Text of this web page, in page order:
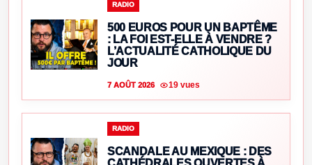
RADIO
500 EUROS POUR UN BAPTÊME
: LA FOI EST-ELLE À VENDRE ?
L’ACTUALITÉ CATHOLIQUE DU
JOUR
7 AOÛT 2026 19 vues
RADIO
SCANDALE AU MEXIQUE : DES